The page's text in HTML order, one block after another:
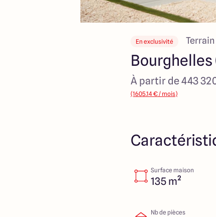
En exclusivité
À partir de 443
(1605.14 € / mois)
Surface maison
135 m²
Nb de pièces